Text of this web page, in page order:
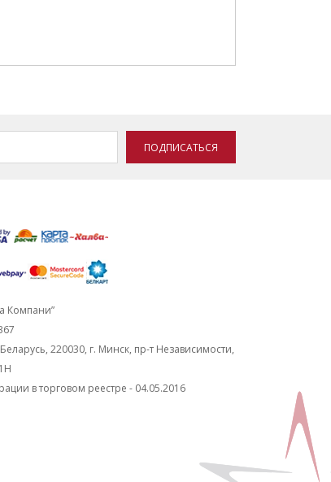
ПОДПИСАТЬСЯ
Компани”
220030, г. Минск, пр-т Независимости,
в торговом реестре - 04.05.2016